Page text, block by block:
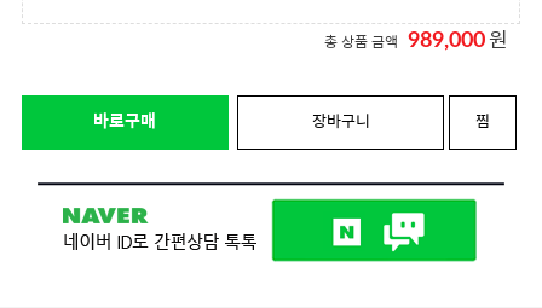
총 상품 금액 989,000 원
바로구매 장바구니 찜